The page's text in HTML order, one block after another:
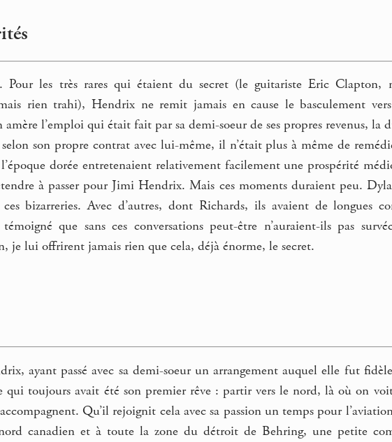
Pour les très rares qui étaient du secret (le guitariste Eric
rien trahi), Hendrix ne remit jamais en cause le basculement
l’emploi qui était fait par sa demi-soeur de ses propres revenus, la
son propre contrat avec lui-même, il n’était plus à même de
dorée entretenaient relativement facilement une prospérité
à passer pour Jimi Hendrix. Mais ces moments duraient peu.
bizarreries. Avec d’autres, dont Richards, ils avaient de longues
que sans ces conversations peut-être n’auraient-ils pas
je lui offrirent jamais rien que cela, déjà énorme, le secret.
ayant passé avec sa demi-soeur un arrangement auquel elle fut
qui toujours avait été son premier rêve : partir vers le nord, là où on
Qu’il rejoignit cela avec sa passion un temps pour
canadien et à toute la zone du détroit de Behring, une petite